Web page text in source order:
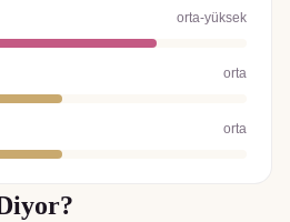
orta-yüksek
orta
orta